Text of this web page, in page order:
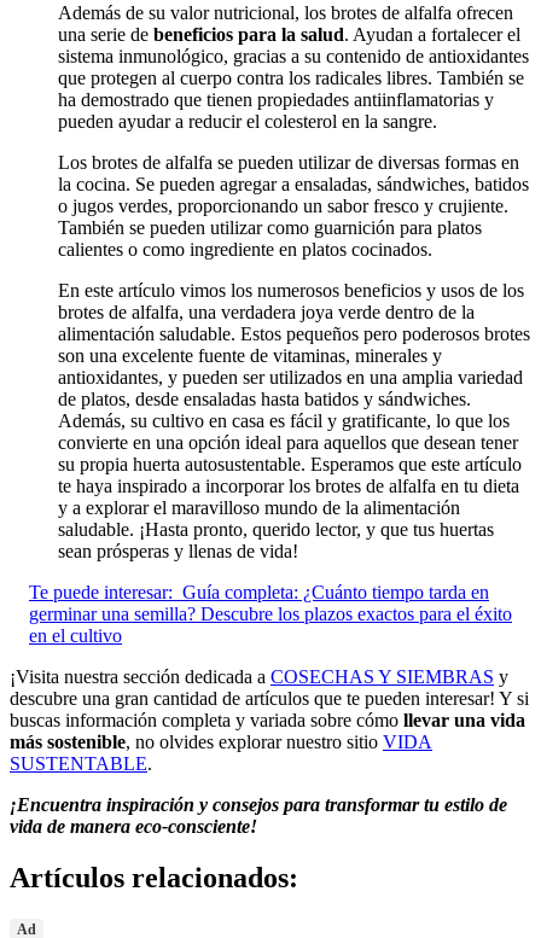
Además de su valor nutricional, los brotes de alfalfa ofrecen
una serie de beneficios para la salud. Ayudan a fortalecer el
sistema inmunológico, gracias a su contenido de antioxidantes
que protegen al cuerpo contra los radicales libres. También se
ha demostrado que tienen propiedades antiinflamatorias y
pueden ayudar a reducir el colesterol en la sangre.
Los brotes de alfalfa se pueden utilizar de diversas formas en
la cocina. Se pueden agregar a ensaladas, sándwiches, batidos
o jugos verdes, proporcionando un sabor fresco y crujiente.
También se pueden utilizar como guarnición para platos
calientes o como ingrediente en platos cocinados.
En este artículo vimos los numerosos beneficios y usos de los
brotes de alfalfa, una verdadera joya verde dentro de la
alimentación saludable. Estos pequeños pero poderosos brotes
son una excelente fuente de vitaminas, minerales y
antioxidantes, y pueden ser utilizados en una amplia variedad
de platos, desde ensaladas hasta batidos y sándwiches.
Además, su cultivo en casa es fácil y gratificante, lo que los
convierte en una opción ideal para aquellos que desean tener
su propia huerta autosustentable. Esperamos que este artículo
te haya inspirado a incorporar los brotes de alfalfa en tu dieta
y a explorar el maravilloso mundo de la alimentación
saludable. ¡Hasta pronto, querido lector, y que tus huertas
sean prósperas y llenas de vida!
Te puede interesar: Guía completa: ¿Cuánto tiempo tarda en
germinar una semilla? Descubre los plazos exactos para el éxito
en el cultivo
¡Visita nuestra sección dedicada a COSECHAS Y SIEMBRAS y
descubre una gran cantidad de artículos que te pueden interesar! Y si
buscas información completa y variada sobre cómo llevar una vida
más sostenible, no olvides explorar nuestro sitio VIDA
SUSTENTABLE.
¡Encuentra inspiración y consejos para transformar tu estilo de
vida de manera eco-consciente!
Artículos relacionados:
Ad